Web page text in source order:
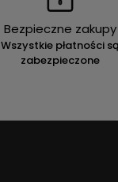
Bezpieczne zakupy
Wszystkie płatności
zabezpieczone